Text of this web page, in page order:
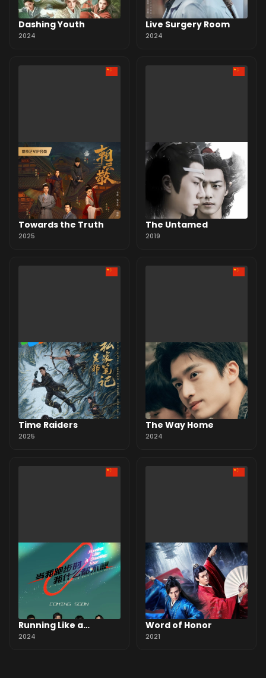
Dashing Youth
2024
Live Surgery Room
2024
Towards the Truth
2025
The Untamed
2019
Time Raiders
2025
The Way Home
2024
Running Like a
Shooting Star
2024
Word of Honor
2021